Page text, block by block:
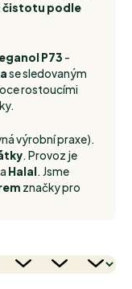
čistotu podle
P73 -
se sledovaným
rostoucími
výrobní praxe).
. Provoz je
a Halal. Jsme
značky pro